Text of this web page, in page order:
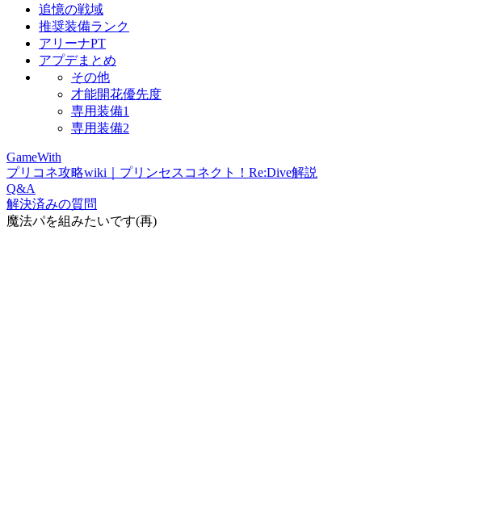
追憶の戦域
推奨装備ランク
アリーナPT
アプデまとめ
その他
才能開花優先度
専用装備1
専用装備2
GameWith
プリコネ攻略wiki｜プリンセスコネクト！Re:Dive解説
Q&A
解決済みの質問
魔法パを組みたいです(再)